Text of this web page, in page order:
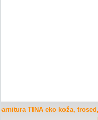
TINA eko koža,